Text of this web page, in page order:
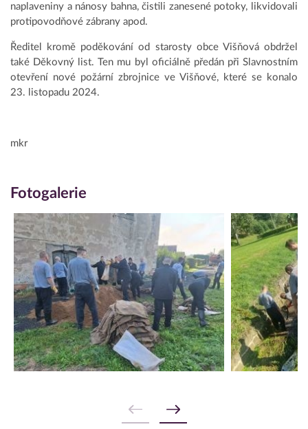
naplaveniny a nánosy bahna, čistili zanesené potoky, likvidovali
protipovodňové zábrany apod.
Ředitel kromě poděkování od starosty obce Višňová obdržel
také Děkovný list. Ten mu byl oficiálně předán při Slavnostním
otevření nové požární zbrojnice ve Višňové, které se konalo
23. listopadu 2024.
mkr
Fotogalerie